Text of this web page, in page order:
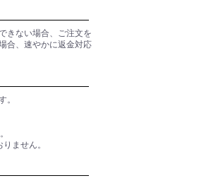
きない場合、ご注文を
合、速やかに返金対応
。
ません。